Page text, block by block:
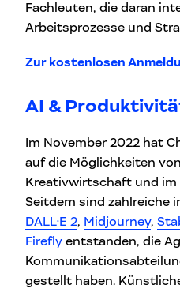
Fachleuten, die daran
Arbeitsprozesse und
Zur kostenlosen
AI &
Im November 2022 hat
auf die Möglichkeiten
Kreativwirtschaft und im
Seitdem sind zahlreiche
DALL·E 2, Midjourney,
Firefly entstanden, die
gestellt haben.